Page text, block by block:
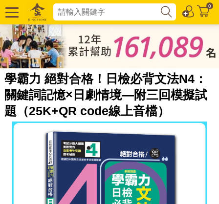
0
學霸力 絕對合格！日檢必背文法N4：
關鍵詞記憶×日劇情境—附三回模擬試
題（25K+QR code線上音檔）